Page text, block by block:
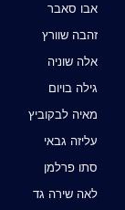
אבו סאבר
זהבה שוורץ
אלה שוניה
גילה בויום
מאיה לבקוביץ
עליזה גבאי
סתו פרלמן
לאה שירה גד